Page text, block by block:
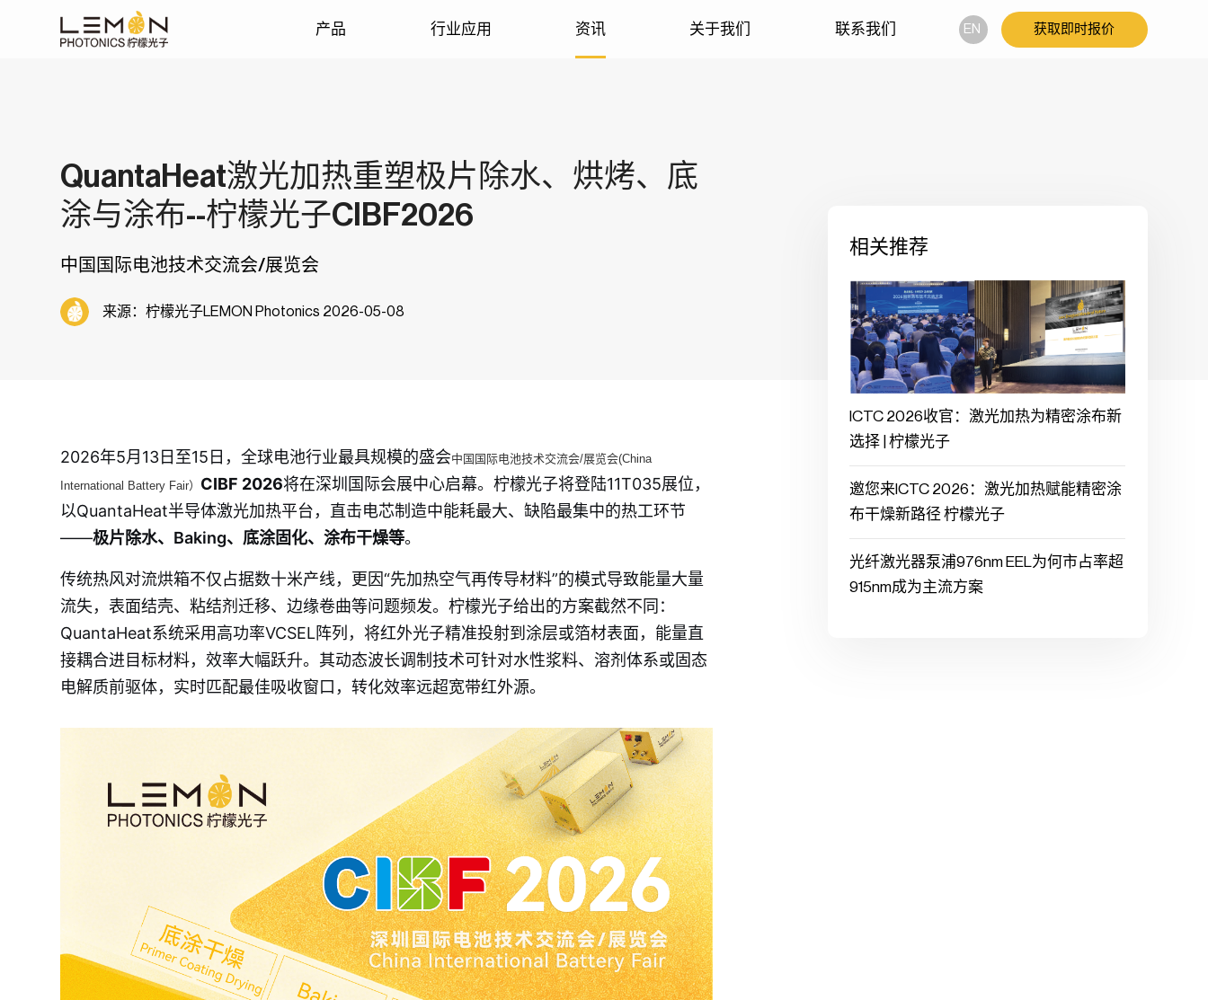
产品
VCSEL芯片
HCSEL芯片
边发射激光芯片EEL
激光传感模组
激光工业模组
行业应用
安防监控 车载雷达
资讯 关于我们 联系我们 EN 获取即时报价
QuantaHeat激光加热重塑极片除水、烘烤、底
涂与涂布--柠檬光子CIBF2026
中国国际电池技术交流会/展览会
来源：柠檬光子LEMON Photonics 2026-05-08
2026年5月13日至15日，全球电池行业最具规模的盛会中国国际电池技术交流会/展览会(China
International Battery Fair） CIBF 2026将在深圳国际会展中心启幕。柠檬光子将登陆11T035展位，
以QuantaHeat半导体激光加热平台，直击电芯制造中能耗最大、缺陷最集中的热工环节
——极片除水、Baking、底涂固化、涂布干燥等。
传统热风对流烘箱不仅占据数十米产线，更因“先加热空气再传导材料”的模式导致能量大量
流失，表面结壳、粘结剂迁移、边缘卷曲等问题频发。柠檬光子给出的方案截然不同：
QuantaHeat系统采用高功率VCSEL阵列，将红外光子精准投射到涂层或箔材表面，能量直
接耦合进目标材料，效率大幅跃升。其动态波长调制技术可针对水性浆料、溶剂体系或固态
电解质前驱体，实时匹配最佳吸收窗口，转化效率远超宽带红外源。
相关推荐
ICTC 2026收官：激光加热为精密涂布新
选择 | 柠檬光子
邀您来ICTC 2026：激光加热赋能精密涂
布干燥新路径 柠檬光子
光纤激光器泵浦976nm EEL为何市占率超
915nm成为主流方案